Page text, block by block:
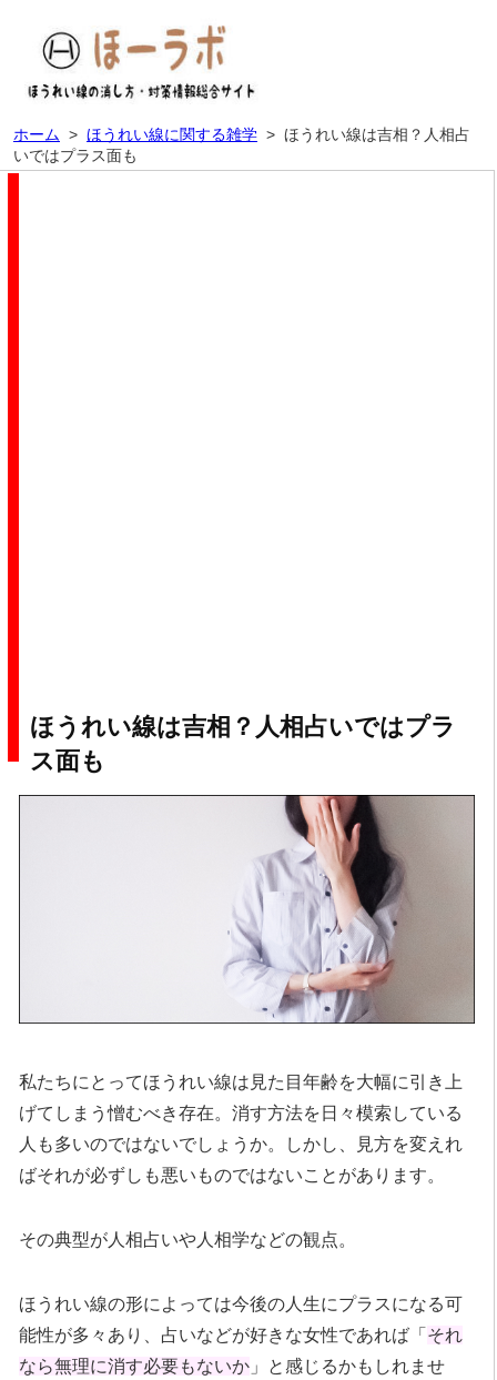
ホーム > ほうれい線に関する雑学 > ほうれい線は吉相？人相占
いではプラス面も
ほうれい線は吉相？人相占いではプラ
ス面も
私たちにとってほうれい線は見た目年齢を大幅に引き上
げてしまう憎むべき存在。消す方法を日々模索している
人も多いのではないでしょうか。しかし、見方を変えれ
ばそれが必ずしも悪いものではないことがあります。
その典型が人相占いや人相学などの観点。
ほうれい線の形によっては今後の人生にプラスになる可
能性が多々あり、占いなどが好きな女性であれば「 それ
なら無理に消す必要もないか」と感じるかもしれませ